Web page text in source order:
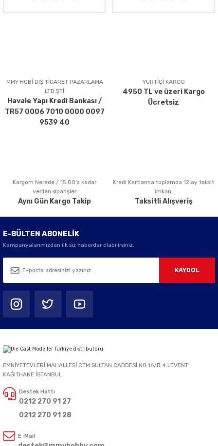
MMY HOBİ DIŞ TİCARET PAZARLAMA
LTD.ŞTİ
Havale Yapı Kredi Bankası /
TR57 0006 7010 0000 0097
9539 40
YURTİÇİ KARGO
4950 TL ve üzeri Kargo
Ücretsiz
Kargom Nerede / 15:00’a kadar
verilen siparişler
Aynı Gün Kargo Takip
Kredi Kartlarına toplamda 12 ay taksit
imkanı
Taksitli Alışveriş
E-BÜLTEN ABONELİK
Kampanyalarımızdan ilk siz haberdar olabilirsiniz.
KAYDOL
EMNİYETEVLERİ MAHALLESİ CEM SULTAN CADDESİ NO:16/B 4.LEVENT
KAĞITHANE İSTANBUL
Destek Hattı
0212 270 91 27
0212 270 91 28
E-Mail